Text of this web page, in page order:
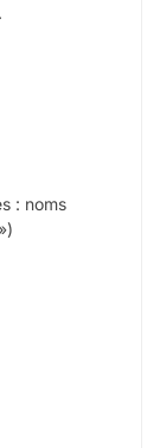
: noms